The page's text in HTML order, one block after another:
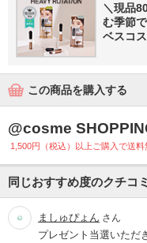
＼現品
む季節
ベスコ
この商品を購入する
@cosme
1,500円（税込）以上ご購入で送料
同じおすすめ度のクチコミ
ましゅぴょん さん
プレゼント当選いただ